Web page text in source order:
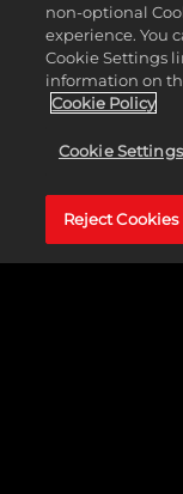
non-optional
experience. You
Cookie Settings
information on
Cookie Policy
Cookie Settings
Reject Cookies